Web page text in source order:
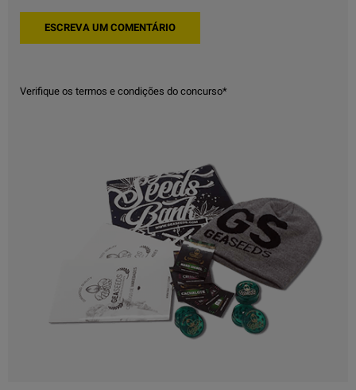
Verifique os termos e condições do concurso*